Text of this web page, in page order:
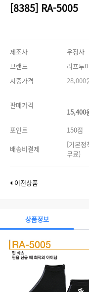
[8385] RA-5005
제조사
우정사
브랜드
리프투
시중가격
28,000
판매가격
15,400
포인트
150점
배송비결제
[기본
무료)
이전상품
상품정보